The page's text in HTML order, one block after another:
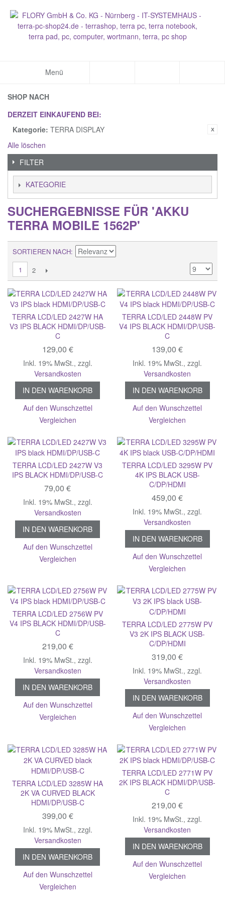
Menü
SHOP NACH
DERZEIT EINKAUFEND BEI:
Kategorie: TERRA DISPLAY
Alle löschen
FILTER
KATEGORIE
SUCHERGEBNISSE FÜR 'AKKU
TERRA MOBILE 1562P'
SORTIEREN NACH
1
2
TERRA LCD/LED 2427W HA
V3 IPS BLACK HDMI/DP/USB-
C
129,00 €
Inkl. 19% MwSt., zzgl.
Versandkosten
IN DEN WARENKORB
Auf den Wunschzettel
Vergleichen
TERRA LCD/LED 2448W PV
V4 IPS BLACK HDMI/DP/USB-
C
139,00 €
Inkl. 19% MwSt.,zzgl.
Versandkosten
IN DEN WARENKORB
Auf den Wunschzettel
Vergleichen
TERRA LCD/LED 2427W V3
IPS BLACK HDMI/DP/USB-C
79,00 €
Inkl. 19% MwSt., zzgl.
Versandkosten
IN DEN WARENKORB
Auf den Wunschzettel
Vergleichen
TERRA LCD/LED 3295W PV
4K IPS BLACK USB-
C/DP/HDMI
459,00 €
Inkl. 19% MwSt.,zzgl.
Versandkosten
IN DEN WARENKORB
Auf den Wunschzettel
Vergleichen
TERRA LCD/LED 2756W PV
V4 IPS BLACK HDMI/DP/USB-
C
219,00 €
Inkl. 19% MwSt., zzgl.
Versandkosten
IN DEN WARENKORB
Auf den Wunschzettel
Vergleichen
TERRA LCD/LED 2775W PV
V3 2K IPS BLACK USB-
C/DP/HDMI
319,00 €
Inkl. 19% MwSt.,zzgl.
Versandkosten
IN DEN WARENKORB
Auf den Wunschzettel
Vergleichen
TERRA LCD/LED 3285W HA
2K VA CURVED BLACK
HDMI/DP/USB-C
399,00 €
Inkl. 19% MwSt., zzgl.
Versandkosten
IN DEN WARENKORB
Auf den Wunschzettel
Vergleichen
TERRA LCD/LED 2771W PV
2K IPS BLACK HDMI/DP/USB-
C
219,00 €
Inkl. 19% MwSt.,zzgl.
Versandkosten
IN DEN WARENKORB
Auf den Wunschzettel
Vergleichen